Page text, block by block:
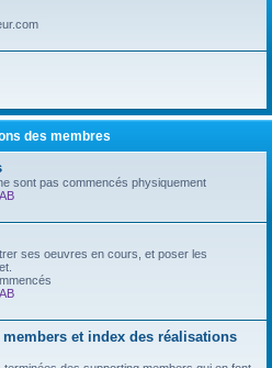
des membres
sont pas commencés physiquement
ses oeuvres en cours, et poser les
et index des réalisations